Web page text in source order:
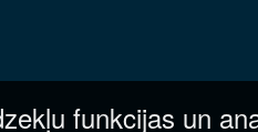
funkcijas un